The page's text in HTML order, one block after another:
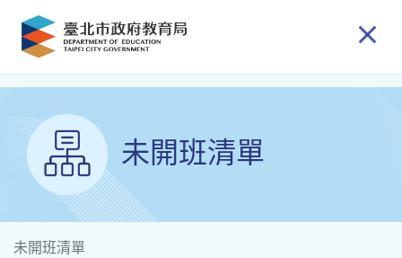
跳到主要內容
未開班清單
未開班清單